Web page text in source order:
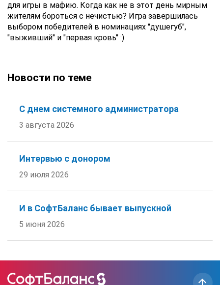
для игры в мафию. Когда как не в этот день мирным
жителям бороться с нечистью? Игра завершилась
выбором победителей в номинациях "душегуб",
"выживший" и "первая кровь" :)
Новости по теме
С днем системного администратора
3 августа 2026
Интервью с донором
29 июля 2026
И в СофтБаланс бывает выпускной
5 июня 2026